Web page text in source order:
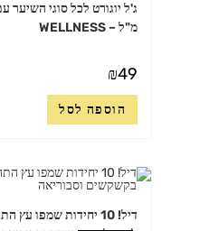
מ"ל – WELLNESS
₪49
הוספה לסל